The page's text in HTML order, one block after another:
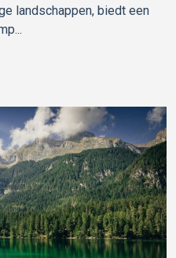
landschappen, biedt een